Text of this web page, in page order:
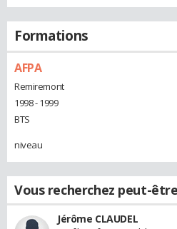
Formations
AFPA
Remiremont
1998 - 1999
BTS
niveau
Vous recherchez peut-être
Jérôme CLAUDEL